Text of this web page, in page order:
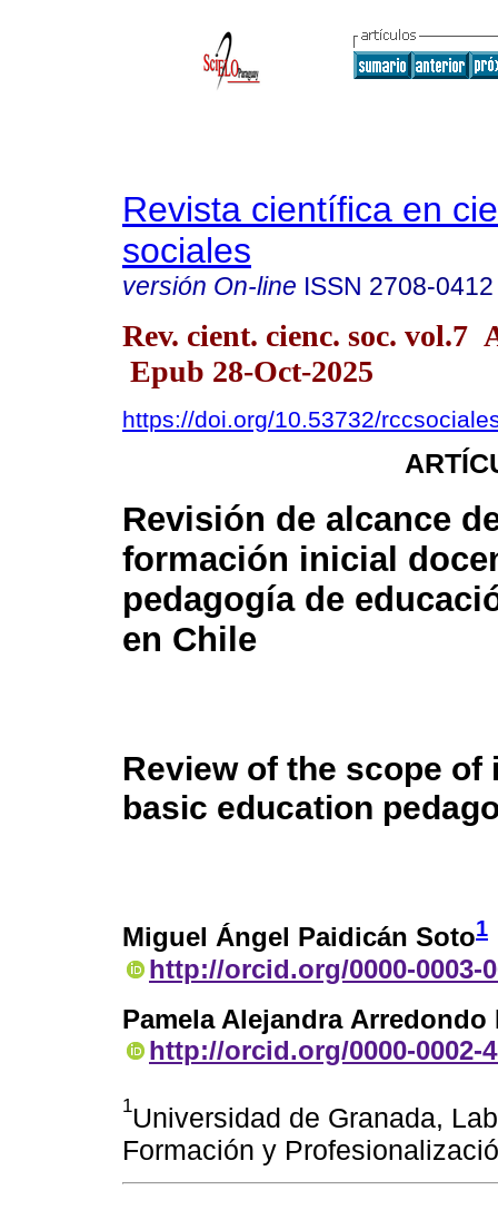
Revista científica en
sociales
versión On-line ISSN 2708-0412
Rev. cient. cienc. soc. vol.7
Epub 28-Oct-2025
https://doi.org/10.53732/
Revisión de alcance
formación inicial
pedagogía de
en Chile
Review of the scope
basic education
Miguel Ángel Paidicán Soto1
http://orcid.org/0000-0003-
Pamela Alejandra Arredondo
http://orcid.org/0000-0002-
1Universidad de Granada,
Formación y